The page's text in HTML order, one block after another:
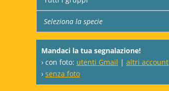
Mandaci la tua segnalazione!
› con foto: utenti Gmail | altri account
› senza foto